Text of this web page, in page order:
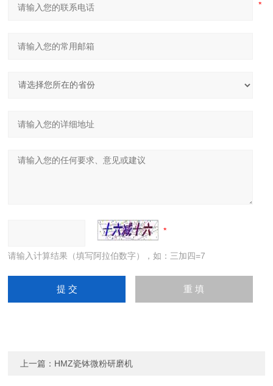
请输入计算结果（填写阿拉伯数字），如：三加四=7
上一篇： HMZ瓷钵微粉研磨机